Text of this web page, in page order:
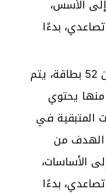
الأسس،
بدءًا
تتكون اللعبة من 52 بطاقة، يتم
يحتوي
المتبقية في
الهدف من
الأساسات،
بدءًا